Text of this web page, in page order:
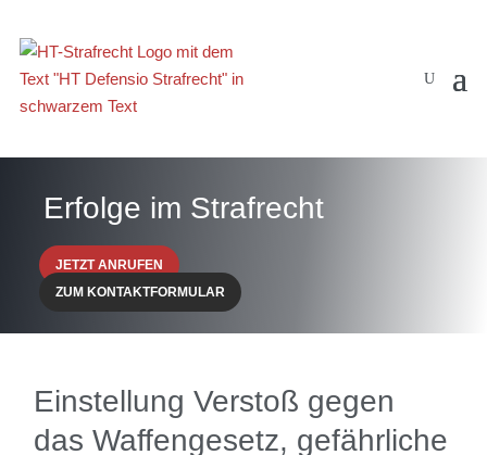
Erfolge im Strafrecht
JETZT ANRUFEN
ZUM KONTAKTFORMULAR
Einstellung Verstoß gegen
das Waffengesetz, gefährliche